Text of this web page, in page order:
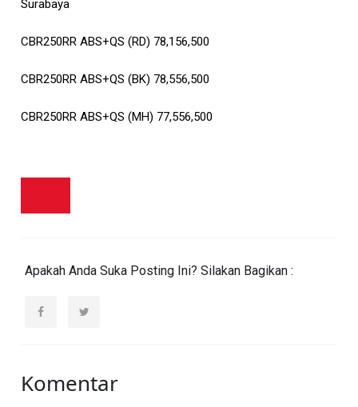
Surabaya
CBR250RR ABS+QS (RD) 78,156,500
CBR250RR ABS+QS (BK) 78,556,500
CBR250RR ABS+QS (MH) 77,556,500
Apakah Anda Suka Posting Ini? Silakan Bagikan :
Komentar